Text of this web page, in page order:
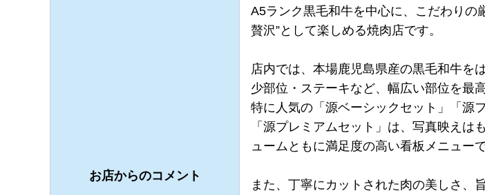
お店からのコメント
A5ランク黒毛和牛を中心に、こだわりの
贅沢”として楽しめる焼肉店です。
店内では、本場鹿児島県産の黒毛和牛を
少部位・ステーキなど、幅広い部位を最
特に人気の「源ベーシックセット」「源
「源プレミアムセット」は、写真映えは
ュームともに満足度の高い看板メニューで
また、丁寧にカットされた肉の美しさ、